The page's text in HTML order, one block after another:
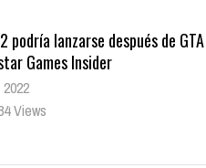
podría lanzarse después de
Games Insider
Views
Se filtran los primeros detalles